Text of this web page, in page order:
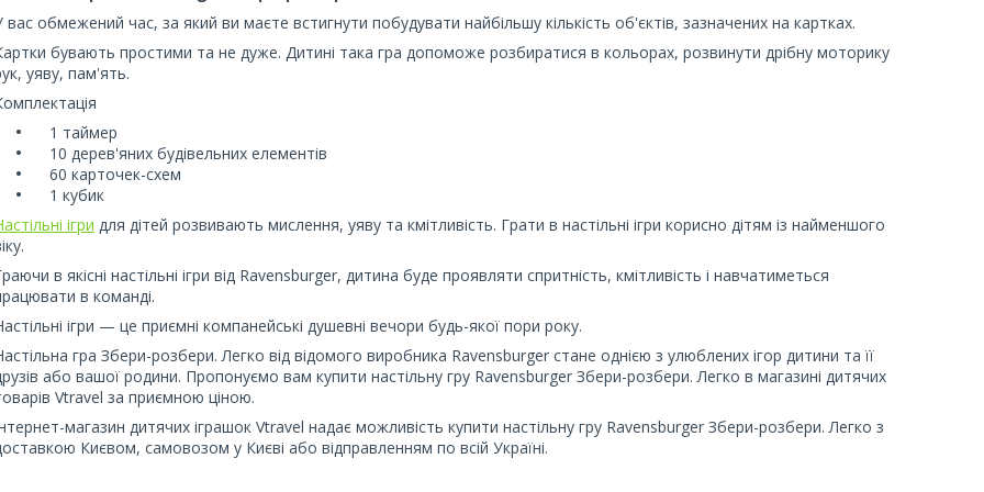
вас обмежений час, за який ви маєте встигнути побудувати найбільшу кількість об'єктів, зазначених на картках.
бувають простими та не дуже. Дитині така гра допоможе розбиратися в кольорах, розвинути дрібну моторику
уяву, пам'ять.
1 таймер
10 дерев'яних будівельних елементів
60 карточек-схем
1 кубик
ігри для дітей розвивають мислення, уяву та кмітливість. Грати в настільні ігри корисно дітям із найменшого
в якісні настільні ігри від Ravensburger, дитина буде проявляти спритність, кмітливість і навчатиметься
в команді.
ігри — це приємні компанейські душевні вечори будь-якої пори року.
гра Збери-розбери. Легко від відомого виробника Ravensburger стане однією з улюблених ігор дитини та її
або вашої родини. Пропонуємо вам купити настільну гру Ravensburger Збери-розбери. Легко в магазині дитячих
Vtravel за приємною ціною.
магазин дитячих іграшок Vtravel надає можливість купити настільну гру Ravensburger Збери-розбери. Легко з
Києвом, самовозом у Києві або відправленням по всій Україні.